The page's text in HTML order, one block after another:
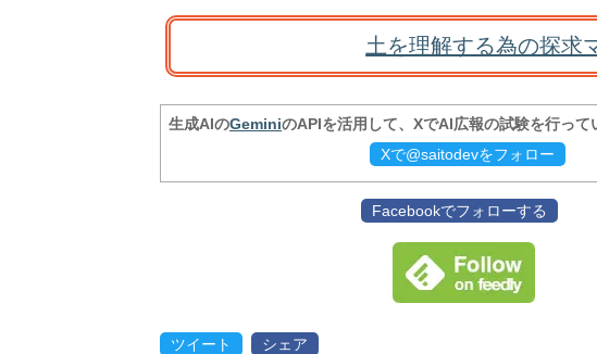
土を理解する為の探求
生成AIのGeminiのAPIを活用して、XでAI広報の試験を行って
Xで@saitodevをフォロー
Facebookでフォローする
ツイート シェア